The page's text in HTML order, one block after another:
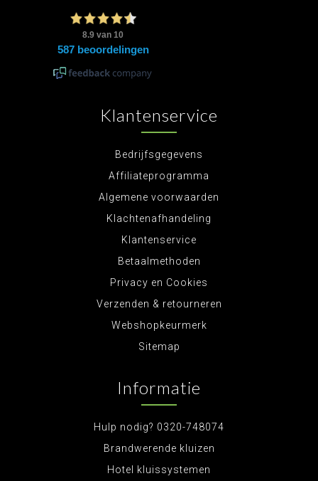
Klantenservice
Bedrijfsgegevens
Affiliateprogramma
Algemene voorwaarden
Klachtenafhandeling
Klantenservice
Betaalmethoden
Privacy en Cookies
Verzenden & retourneren
Webshopkeurmerk
Sitemap
Informatie
Hulp nodig? 0320-748074
Brandwerende kluizen
Hotel kluissystemen